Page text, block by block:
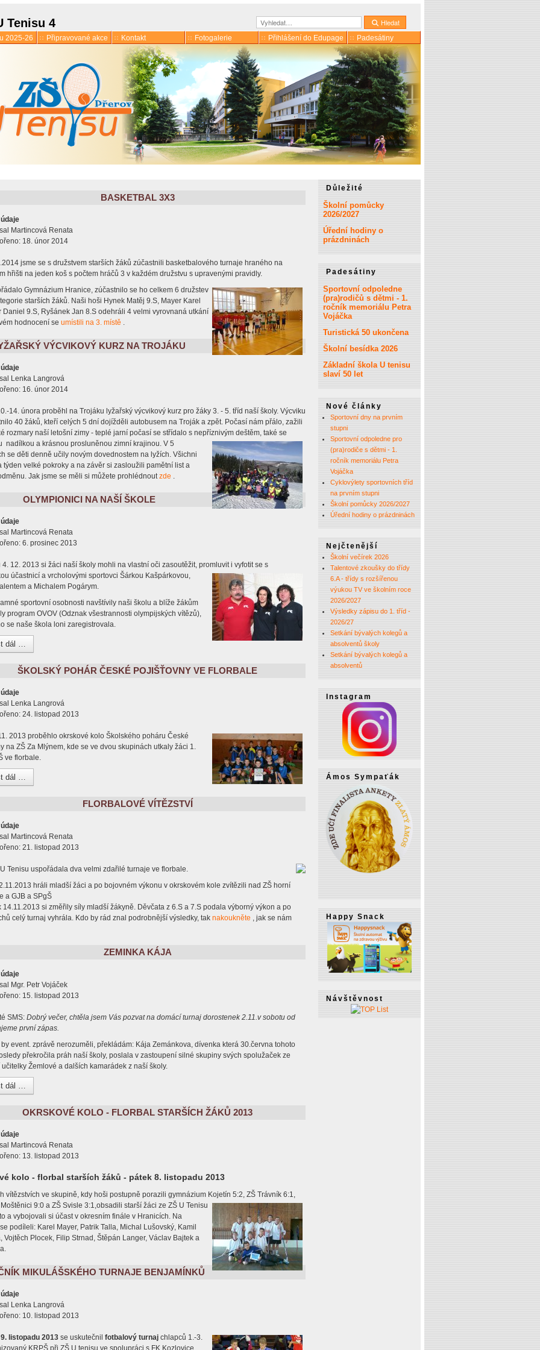
Tenisu 4 Hledat Hledat
2025-26 Připravované akce Kontakt Fotogalerie Přihlášení do Edupage
Padesátiny
třídy
kroužky
BASKETBAL 3X3
Martincová Renata
18. únor 2014
jsme se s družstvem starších žáků zúčastnili basketbalového turnaje hraného na
hřišti na jeden koš s počtem hráčů 3 v každém družstvu s upravenými pravidly.
Gymnázium Hranice, zúčastnilo se ho celkem 6 družstev
starších žáků. Naši hoši Hynek Matěj 9.S, Mayer Karel
Daniel 9.S, Ryšánek Jan 8.S odehráli 4 velmi vyrovnaná utkání
hodnocení se umístili na 3. místě .
VÝCVIKOVÝ KURZ NA TROJÁKU
Lenka Langrová
16. únor 2014
14. února proběhl na Trojáku lyžařský výcvikový kurz pro žáky 3. - 5. tříd naší školy. Výcviku
40 žáků, kteří celých 5 dní dojížděli autobusem na Troják a zpět. Počasí nám přálo, zažili
rozmary naší letošní zimy - teplé jarní počasí se střídalo s nepříznivým deštěm, také se
nadílkou a krásnou prosluněnou zimní krajinou. V 5
se děti denně učily novým dovednostem na lyžích. Všichni
týden velké pokroky a na závěr si zasloužili pamětní list a
Jak jsme se měli si můžete prohlédnoutzde .
OLYMPIONICI NA NAŠÍ ŠKOLE
Martincová Renata
6. prosinec 2013
4. 12. 2013 si žáci naší školy mohli na vlastní oči zasoutěžit, promluvit i vyfotit se s
účastnicí a vrcholovými sportovci Šárkou Kašpárkovou,
a Michalem Pogárym.
sportovní osobnosti navštívily naši školu a blíže žákům
program OVOV (Odznak všestrannosti olympijských vítězů),
se naše škola loni zaregistrovala.
dál …
ŠKOLSKÝ POHÁR ČESKÉ POJIŠŤOVNY VE FLORBALE
Lenka Langrová
24. listopad 2013
2013 proběhlo okrskové kolo Školského poháru České
na ZŠ Za Mlýnem, kde se ve dvou skupinách utkaly žáci 1.
ve florbale.
dál …
FLORBALOVÉ VÍTĚZSTVÍ
Martincová Renata
21. listopad 2013
Tenisu uspořádala dva velmi zdařilé turnaje ve florbale.
hráli mladší žáci a po bojovném výkonu v okrskovém kole zvítězili nad ZŠ horní
a GJB a SPgŠ
14.11.2013 si změřily síly mladší žákyně. Děvčata z 6.S a 7.S podala výborný výkon a po
celý turnaj vyhrála. Kdo by rád znal podrobnější výsledky, tak nakoukněte , jak se nám
ZEMINKA KÁJA
Mgr. Petr Vojáček
15. listopad 2013
SMS:Dobrý večer, chtěla jsem Vás pozvat na domácí turnaj dorostenek 2.11.v sobotu od
první zápas.
by event. zprávě nerozuměli, překládám: Kája Zemánkova, dívenka která 30.června tohoto
překročila práh naší školy, poslala v zastoupení silné skupiny svých spolužaček ze
Žemlové a dalších kamarádek z naší školy.
dál …
OKRSKOVÉ KOLO - FLORBAL STARŠÍCH ŽÁKŮ 2013
Martincová Renata
13. listopad 2013
kolo - florbal starších žáků - pátek 8. listopadu 2013
vítězstvích ve skupině, kdy hoši postupně porazili gymnázium Kojetín 5:2, ZŠ Trávník 6:1,
9:0 a ZŠ Svisle 3:1,obsadili starší žáci ze ZŠ U Tenisu
a vybojovali si účast v okresním finále v Hranicích. Na
podíleli: Karel Mayer, Patrik Talla, Michal Lušovský, Kamil
Vojtěch Plocek, Filip Strnad, Štěpán Langer, Václav Bajtek a
MIKULÁŠSKÉHO TURNAJE BENJAMÍNKŮ
Lenka Langrová
10. listopad 2013
9. listopadu 2013se uskutečnil fotbalový turnajchlapců 1.-3.
KRPŠ při ZŠ U tenisu ve spolupráci s FK Kozlovice.
Důležité
Školní pomůcky
2026/2027
Úřední hodiny o
prázdninách
Padesátiny
Sportovní odpoledne
(pra)rodičů s dětmi - 1.
ročník memoriálu Petra
Vojáčka
Turistická 50 ukončena
Školní besídka 2026
Základní škola U tenisu
slaví 50 let
Nové články
Sportovní dny na prvním
stupni
Sportovní odpoledne pro
(pra)rodiče s dětmi - 1.
ročník memoriálu Petra
Vojáčka
Cyklovýlety sportovních tříd
na prvním stupni
Školní pomůcky 2026/2027
Úřední hodiny o prázdninách
Nejčtenější
Školní večírek 2026
Talentové zkoušky do třídy
6.A - třídy s rozšířenou
výukou TV ve školním roce
2026/2027
Výsledky zápisu do 1. tříd -
2026/27
Setkání bývalých kolegů a
absolventů školy
Setkání bývalých kolegů a
absolventů
Instagram
Ámos Sympaťák
Happy Snack
Návštěvnost